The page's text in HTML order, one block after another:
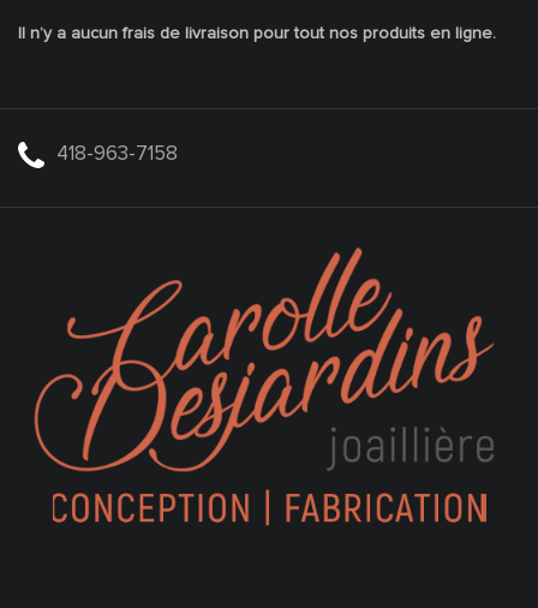
Il n’y a aucun frais de livraison pour tout nos produits en ligne.
418-963-7158